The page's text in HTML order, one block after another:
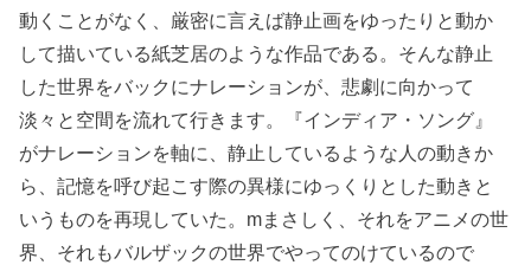
動くことがなく、厳密に言えば静止画をゆったりと動か
して描いている紙芝居のような作品である。そんな静止
した世界をバックにナレーションが、悲劇に向かって
淡々と空間を流れて行きます。『インディア・ソング』
がナレーションを軸に、静止しているような人の動きか
ら、記憶を呼び起こす際の異様にゆっくりとした動きと
いうものを再現していた。mまさしく、それをアニメの世
界、それもバルザックの世界でやってのけているので